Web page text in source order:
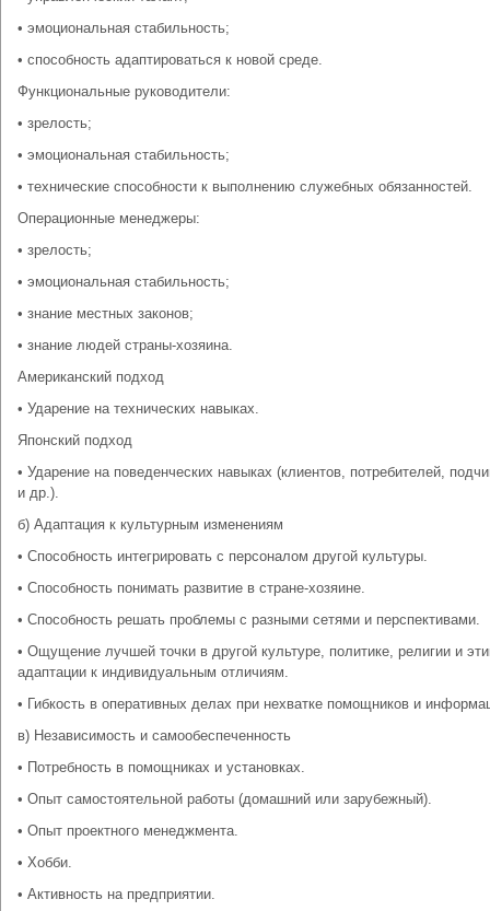
• эмоциональная стабильность;
• способность адаптироваться к новой среде.
Функциональные руководители:
• зрелость;
• эмоциональная стабильность;
• технические способности к выполнению служебных обязанностей.
Операционные менеджеры:
• зрелость;
• эмоциональная стабильность;
• знание местных законов;
• знание людей страны-хозяина.
Американский подход
• Ударение на технических навыках.
Японский подход
• Ударение на поведенческих навыках (клиентов, потребителей,
и др.).
б) Адаптация к культурным изменениям
• Способность интегрировать с персоналом другой культуры.
• Способность понимать развитие в стране-хозяине.
• Способность решать проблемы с разными сетями и перспективами.
• Ощущение лучшей точки в другой культуре, политике, религии и
адаптации к индивидуальным отличиям.
• Гибкость в оперативных делах при нехватке помощников и
в) Независимость и самообеспеченность
• Потребность в помощниках и установках.
• Опыт самостоятельной работы (домашний или зарубежный).
• Опыт проектного менеджмента.
• Хобби.
• Активность на предприятии.